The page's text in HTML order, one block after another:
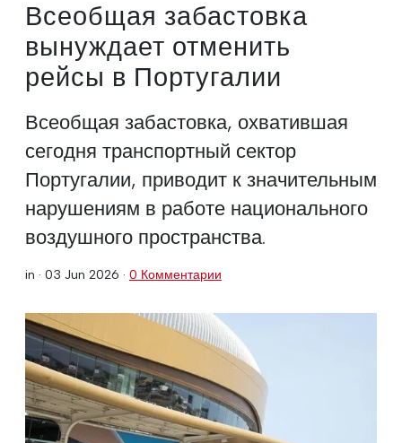
Всеобщая забастовка
вынуждает отменить
рейсы в Португалии
Всеобщая забастовка, охватившая
сегодня транспортный сектор
Португалии, приводит к значительным
нарушениям в работе национального
воздушного пространства.
in · 03 Jun 2026 · 0 Комментарии